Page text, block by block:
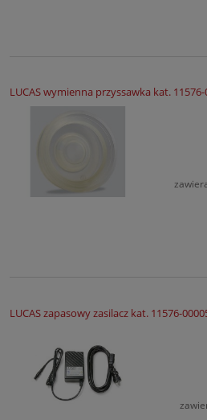
LUCAS wymienna przyssawka kat.
LUCAS zapasowy zasilacz kat. 11576-